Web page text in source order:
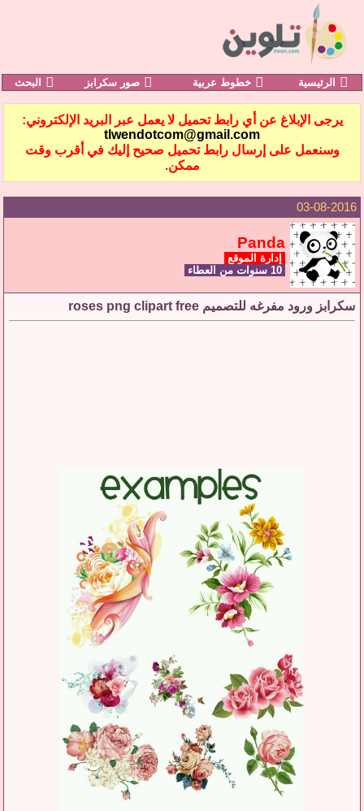
الرئيسية خطوط عربية صور سكرابز البحث
يرجى الإبلاغ عن أي رابط تحميل لا يعمل عبر البريد الإلكتروني:
tlwendotcom@gmail.com
وسنعمل على إرسال رابط تحميل صحيح إليك في أقرب وقت
ممكن.
03-08-2016
Panda
إدارة الموقع
سكرابز ورود مفرغه للتصميم roses png clipart free